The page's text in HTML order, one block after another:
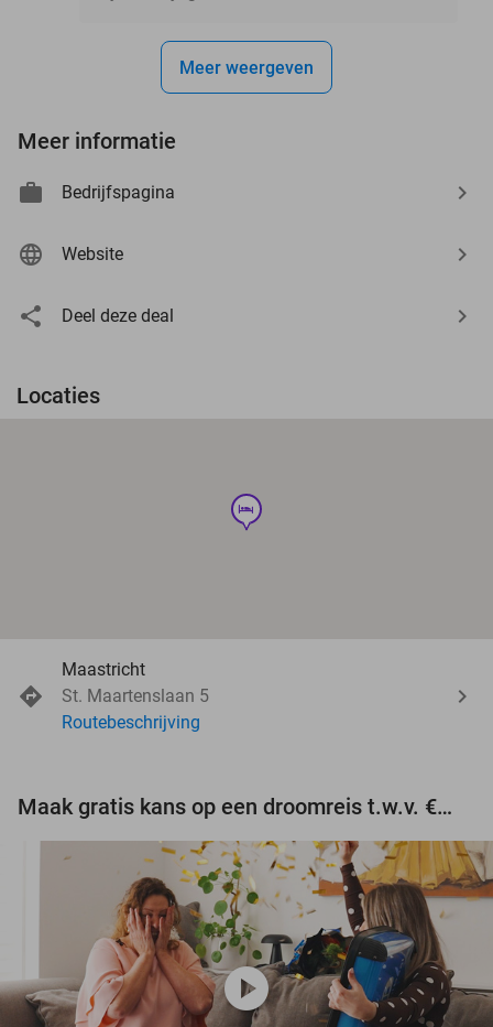
Meer weergeven
Meer informatie
Bedrijfspagina
Website
Deel deze deal
Locaties
hotel
Maastricht
St. Maartenslaan 5
Routebeschrijving
Maak gratis kans op een droomreis t.w.v. €3.000!
play_circle